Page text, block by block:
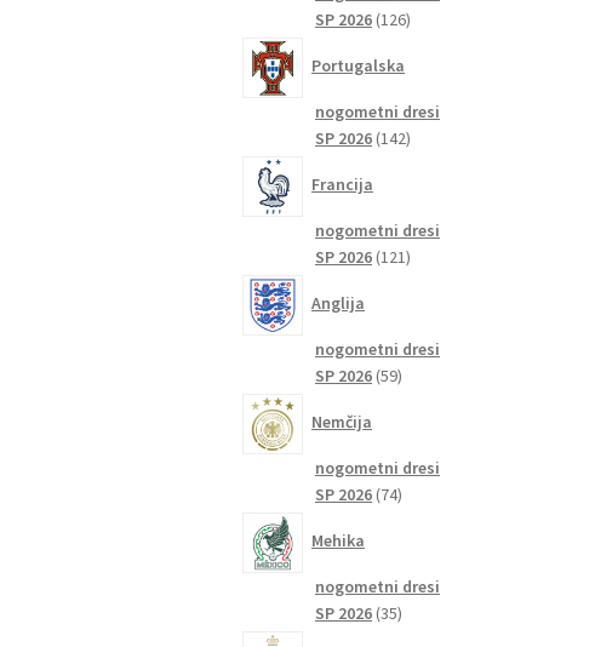
SP 2026 126126
Portugalska
nogometni dresi
SP 2026 142142
Francija
nogometni dresi
SP 2026 121121
Anglija
nogometni dresi
SP 2026 5959
Nemčija
nogometni dresi
SP 2026 7474
Mehika
nogometni dresi
SP 2026 3535